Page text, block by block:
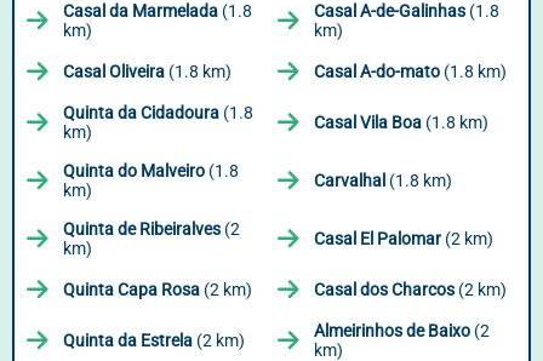
Casal da Marmelada (1.8
km)
Casal A-de-Galinhas (1.8
km)
Casal Oliveira (1.8 km) Casal A-do-mato (1.8 km)
Quinta da Cidadoura (1.8
km)
Casal Vila Boa (1.8 km)
Quinta do Malveiro (1.8
km)
Carvalhal (1.8 km)
Quinta de Ribeiralves (2
km)
Casal El Palomar(2 km)
Quinta Capa Rosa (2 km) Casal dos Charcos (2 km)
Quinta da Estrela (2 km) Almeirinhos de Baixo (2
km)